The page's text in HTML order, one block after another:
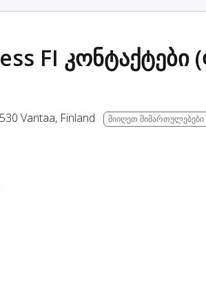
FI კონტაქტები
Vantaa, Finland მიიღეთ მიმართულებები